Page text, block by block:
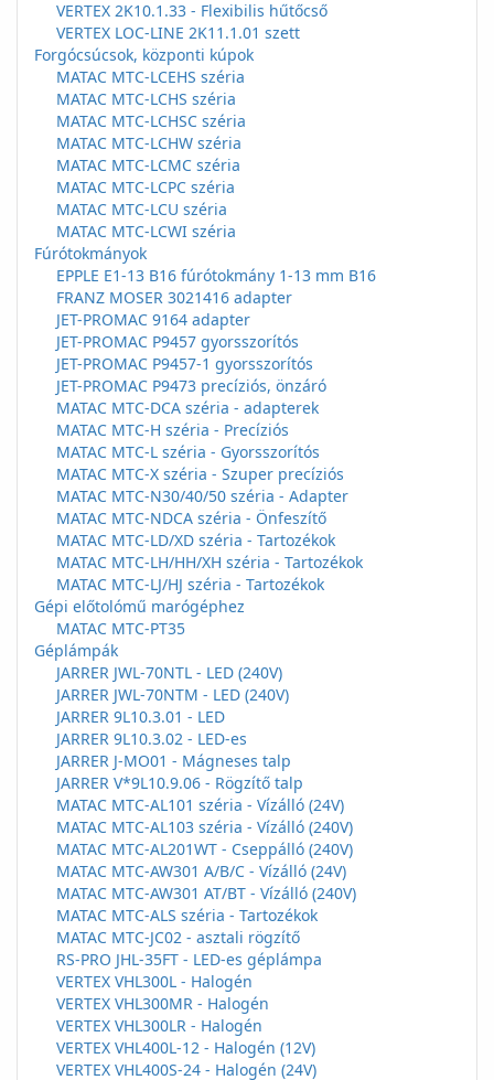
VERTEX 2K10.1.33 - Flexibilis hűtőcső
VERTEX LOC-LINE 2K11.1.01 szett
Forgócsúcsok, központi kúpok
MATAC MTC-LCEHS széria
MATAC MTC-LCHS széria
MATAC MTC-LCHSC széria
MATAC MTC-LCHW széria
MATAC MTC-LCMC széria
MATAC MTC-LCPC széria
MATAC MTC-LCU széria
MATAC MTC-LCWI széria
Fúrótokmányok
EPPLE E1-13 B16 fúrótokmány 1-13 mm B16
FRANZ MOSER 3021416 adapter
JET-PROMAC 9164 adapter
JET-PROMAC P9457 gyorsszorítós
JET-PROMAC P9457-1 gyorsszorítós
JET-PROMAC P9473 precíziós, önzáró
MATAC MTC-DCA széria - adapterek
MATAC MTC-H széria - Precíziós
MATAC MTC-L széria - Gyorsszorítós
MATAC MTC-X széria - Szuper precíziós
MATAC MTC-N30/40/50 széria - Adapter
MATAC MTC-NDCA széria - Önfeszítő
MATAC MTC-LD/XD széria - Tartozékok
MATAC MTC-LH/HH/XH széria - Tartozékok
MATAC MTC-LJ/HJ széria - Tartozékok
Gépi előtolómű marógéphez
MATAC MTC-PT35
Géplámpák
JARRER JWL-70NTL - LED (240V)
JARRER JWL-70NTM - LED (240V)
JARRER 9L10.3.01 - LED
JARRER 9L10.3.02 - LED-es
JARRER J-MO01 - Mágneses talp
JARRER V*9L10.9.06 - Rögzítő talp
MATAC MTC-AL101 széria - Vízálló (24V)
MATAC MTC-AL103 széria - Vízálló (240V)
MATAC MTC-AL201WT - Cseppálló (240V)
MATAC MTC-AW301 A/B/C - Vízálló (24V)
MATAC MTC-AW301 AT/BT - Vízálló (240V)
MATAC MTC-ALS széria - Tartozékok
MATAC MTC-JC02 - asztali rögzítő
RS-PRO JHL-35FT - LED-es géplámpa
VERTEX VHL300L - Halogén
VERTEX VHL300MR - Halogén
VERTEX VHL300LR - Halogén
VERTEX VHL400L-12 - Halogén (12V)
VERTEX VHL400S-24 - Halogén (24V)